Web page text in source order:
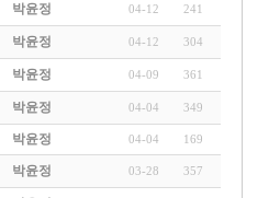
박윤정 04-12 241
박윤정 04-12 304
박윤정 04-09 361
박윤정 04-04 349
박윤정 04-04 169
박윤정 03-28 357